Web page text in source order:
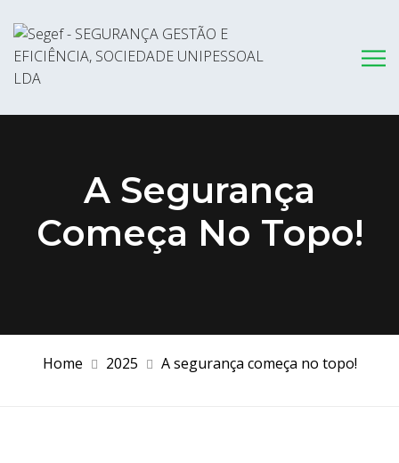
A Segurança
Começa No Topo!
Home 2025 A segurança começa no topo!